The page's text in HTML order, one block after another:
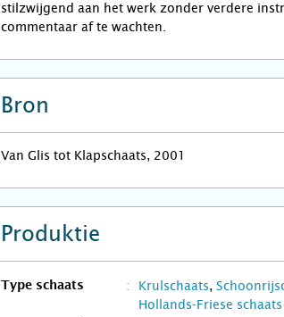
stilzwijgend aan het werk zonder verdere
commentaar af te wachten.
Bron
Van Glis tot Klapschaats, 2001
Produktie
Type schaats Krulschaats,
Hollands-Friese schaats